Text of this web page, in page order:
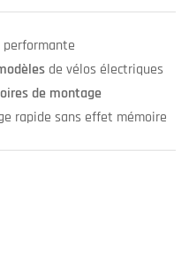
de vélos électriques
de montage
rapide sans effet mémoire